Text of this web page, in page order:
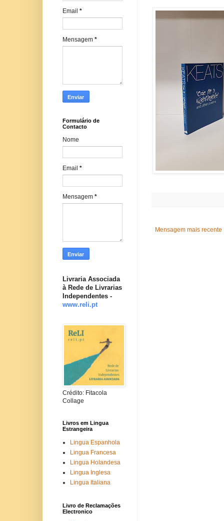
Mensagem mais recente
Email *
Mensagem *
Formulário de
Contacto
Nome
Email *
Mensagem *
Livraria Associada
à Rede de Livrarias
Independentes -
www.reli.pt
Crédito: Fitacola
Collage
Livros em Lingua
Estrangeira
Lingua Espanhola
Lingua Francesa
Lingua Holandesa
Lingua Inglesa
Lingua Italiana
Livro de Reclamações
Electronico